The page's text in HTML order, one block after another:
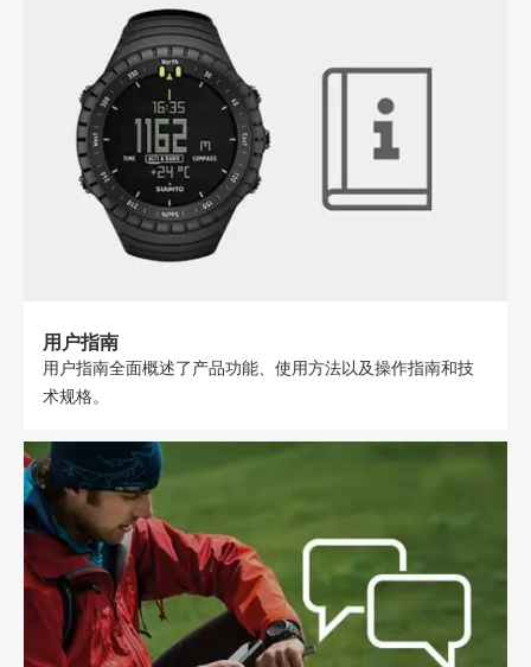
用户指南
用户指南全面概述了产品功能、使用方法以及操作指南和技
术规格。